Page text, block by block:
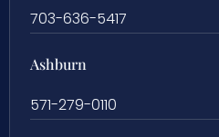
703-636-5417
Ashburn
571-279-0110